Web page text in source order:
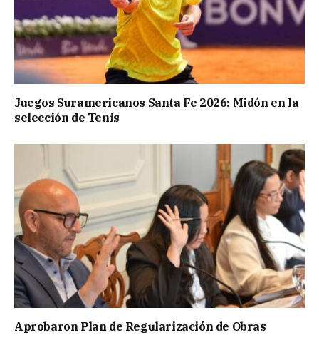
Juegos Suramericanos Santa Fe 2026: Midón en la
selección de Tenis
Aprobaron Plan de Regularización de Obras